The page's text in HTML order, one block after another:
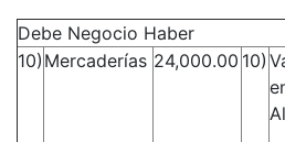
Debe Negocio Haber
10) Mercaderías 24,000.00 10)